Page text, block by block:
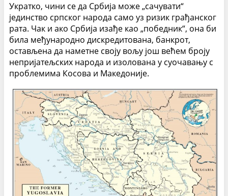
Укратко, чини се да Србија може „сачувати“
јединство српског народа само уз ризик грађанског
рата. Чак и ако Србија изађе као „победник“, она би
била међународно дискредитована, банкрот,
остављена да наметне своју вољу још већем броју
непријатељских народа и изолована у суочавању с
проблемима Косова и Македоније.